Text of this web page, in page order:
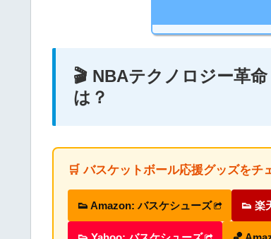
🎬 NBAテクノロジー革
は？
🛒 バスケットボール応援グッズをチ
👟 Amazon: バスケシューズ 👟 楽